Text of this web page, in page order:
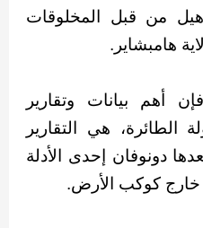
هيل من قبل المخلوقات
هامبشاير.
أهم بيانات وتقارير
الطائرة، هي التقارير
دونوفان إحدى الأدلة
خارج كوكب الأرض.